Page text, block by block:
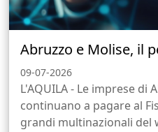
Abruzzo e Molise, il
09-07-2026
L'AQUILA - Le imprese di
continuano a pagare al
grandi multinazionali del